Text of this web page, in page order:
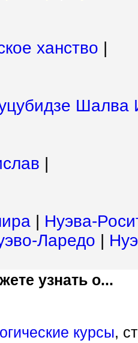
ханство |
Шалва
|
| Нуэва-
Ларедо |
узнать о...
курсы,